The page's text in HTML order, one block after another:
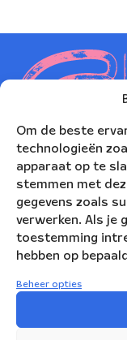
Om de beste
technologieën
apparaat op te
stemmen met
gegevens zoals
verwerken. Als je
toestemming
hebben op
Beheer opties
Nederlands
Korte